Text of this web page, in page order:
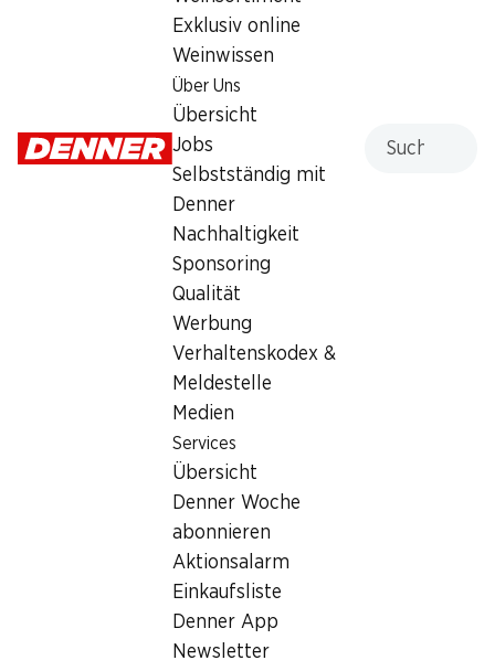
Exklusiv online
Weinwissen
Über Uns
Übersicht
Jobs
Selbstständig mit
Denner
Nachhaltigkeit
Sponsoring
Qualität
Werbung
Verhaltenskodex &
Meldestelle
Medien
Services
Übersicht
Denner Woche
abonnieren
Aktionsalarm
Einkaufsliste
Denner App
Newsletter
26%
1.95statt 2.65
Casa Azzurra Burrata
Cremo Mutschli
Erdbeere, Waldbeeren, Himbeere, 6
2.95
Denner Joghurt
Aprikose, Ananas, Heidelbeere, 6 x
200 g